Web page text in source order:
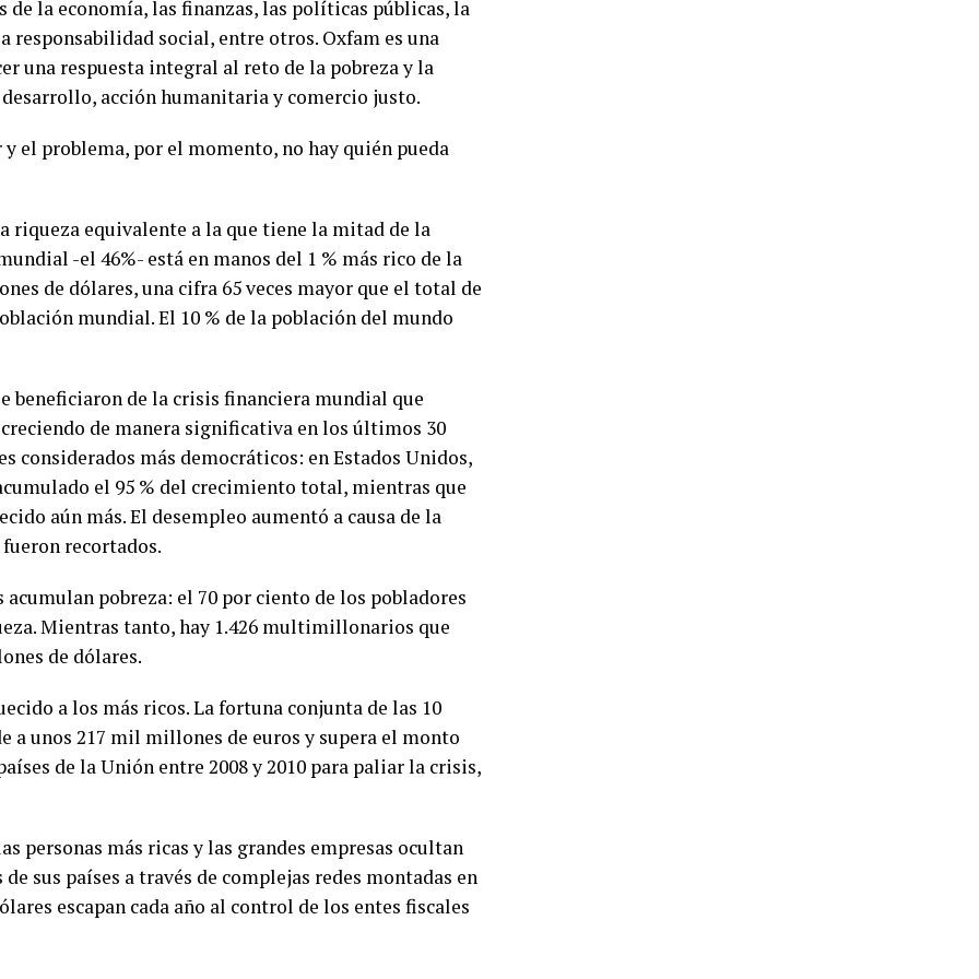
la economía, las finanzas, las políticas públicas, la
social, entre otros. Oxfam es una
una respuesta integral al reto de la pobreza y la
acción humanitaria y comercio justo.
el problema, por el momento, no hay quién pueda
riqueza equivalente a la que tiene la mitad de la
-el 46%- está en manos del 1 % más rico de la
de dólares, una cifra 65 veces mayor que el total de
mundial. El 10 % de la población del mundo
beneficiaron de la crisis financiera mundial que
de manera significativa en los últimos 30
considerados más democráticos: en Estados Unidos,
el 95 % del crecimiento total, mientras que
aún más. El desempleo aumentó a causa de la
recortados.
pobreza: el 70 por ciento de los pobladores
Mientras tanto, hay 1.426 multimillonarios que
de dólares.
a los más ricos. La fortuna conjunta de las 10
a unos 217 mil millones de euros y supera el monto
de la Unión entre 2008 y 2010 para paliar la crisis,
personas más ricas y las grandes empresas ocultan
sus países a través de complejas redes montadas en
escapan cada año al control de los entes fiscales